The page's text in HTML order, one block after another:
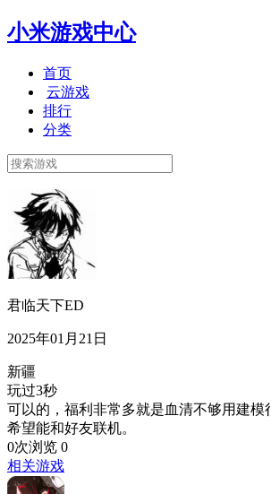
小米游戏中心
首页
云游戏
排行
分类
君临天下ED
2025年01月21日
新疆
玩过3秒
可以的，福利非常多就是血清不够用建模
希望能和好友联机。
0次浏览 0
相关游戏